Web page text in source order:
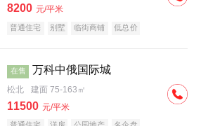
8200 元/平米
普通住宅 别墅 临街商铺 低总价
在售 万科中俄国际城
松北 建面 75-163㎡
11500 元/平米